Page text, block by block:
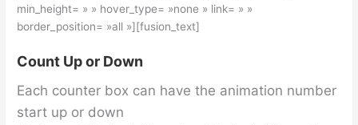
min_height= » » hover_type= »none » link= » »
border_position= »all »][fusion_text]
Count Up or Down
Each counter box can have the animation number
start up or down